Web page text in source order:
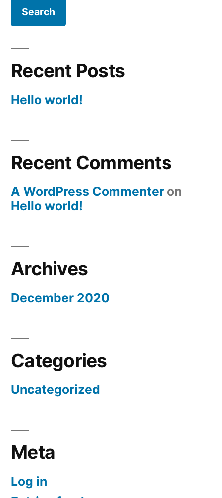
Recent Posts
Hello world!
Recent Comments
A WordPress Commenter on
Hello world!
Archives
December 2020
Categories
Uncategorized
Meta
Log in